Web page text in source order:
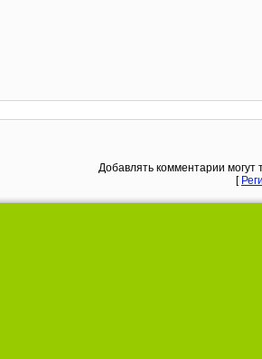
Добавлять комментарии могут
[